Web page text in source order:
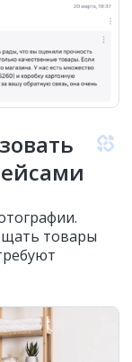
товары